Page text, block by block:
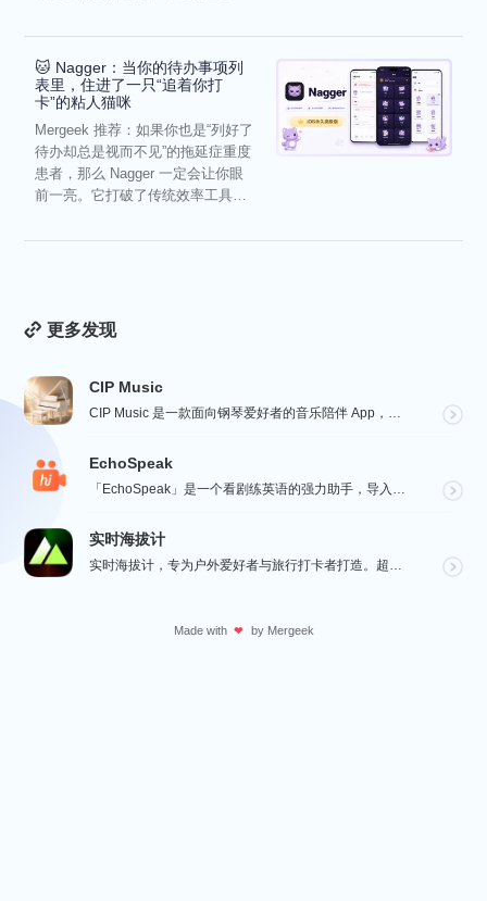
🐱 Nagger：当你的待办事项列
表里，住进了一只“追着你打
卡”的粘人猫咪
Mergeek 推荐：如果你也是“列好了
待办却总是视而不见”的拖延症重度
患者，那么 Nagger 一定会让你眼
前一亮。它打破了传统效率工具冰
更多发现
CIP Music
EchoSpeak
实时海拔计
Made with ❤ by Mergeek